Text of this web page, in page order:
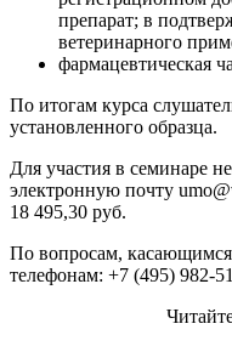
препарат; в
ветеринарного
фармацевтическая
По итогам курса
установленного образца.
Для участия в семинаре
электронную почту
18 495,30 руб.
По вопросам,
телефонам: +7 (495) 982-